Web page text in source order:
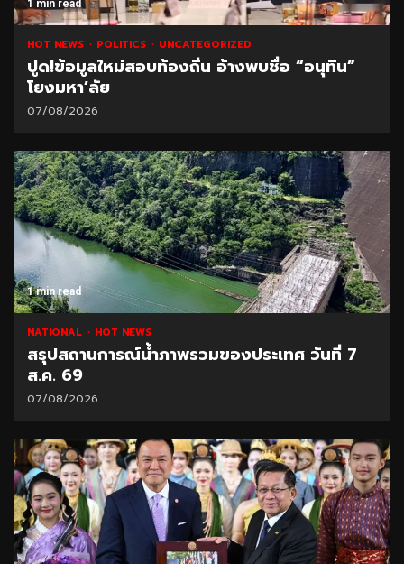
1 min read
HOT NEWS POLITICS UNCATEGORIZED
ปูด!ข้อมูลใหม่สอบท้องถิ่น อ้างพบชื่อ “อนุทิน”
โยงมหา’ลัย
07/08/2026
1 min read
NATIONAL HOT NEWS
สรุปสถานการณ์น้ำภาพรวมของประเทศ วันที่ 7
ส.ค. 69
07/08/2026